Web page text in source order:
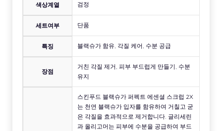
색상계열 검정
세트여부 단품
특징 블랙슈가 함유, 각질 케어, 수분 공급
장점
거친 각질 제거, 피부 부드럽게 만들기, 수분
유지
스킨푸드 블랙슈가 퍼펙트 에센셜 스크럽 2X
는 천연 블랙슈가 입자를 함유하여 거칠고 굳
은 각질을 효과적으로 제거합니다. 글리세린
과 올리고머는 피부에 수분을 공급하여 부드